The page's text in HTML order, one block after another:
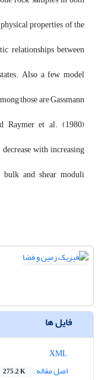
properties of the
relationships between
Also a few model
those are Gassmann
Raymer et al. (1980)
with increasing
bulk and shear moduli
فایل ها
اصل مقاله
275.2 K